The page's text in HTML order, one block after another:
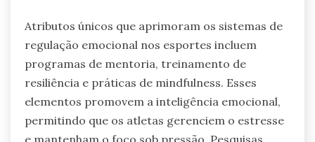
Atributos únicos que aprimoram os sistemas de
regulação emocional nos esportes incluem
programas de mentoria, treinamento de
resiliência e práticas de mindfulness. Esses
elementos promovem a inteligência emocional,
permitindo que os atletas gerenciem o estresse